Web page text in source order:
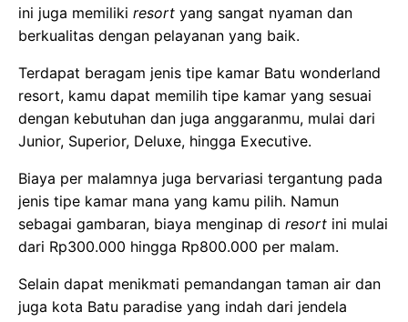
ini juga memiliki resort yang sangat nyaman dan
berkualitas dengan pelayanan yang baik.
Terdapat beragam jenis tipe kamar Batu wonderland
resort, kamu dapat memilih tipe kamar yang sesuai
dengan kebutuhan dan juga anggaranmu, mulai dari
Junior, Superior, Deluxe, hingga Executive.
Biaya per malamnya juga bervariasi tergantung pada
jenis tipe kamar mana yang kamu pilih. Namun
sebagai gambaran, biaya menginap di resort ini mulai
dari Rp300.000 hingga Rp800.000 per malam.
Selain dapat menikmati pemandangan taman air dan
juga kota Batu paradise yang indah dari jendela